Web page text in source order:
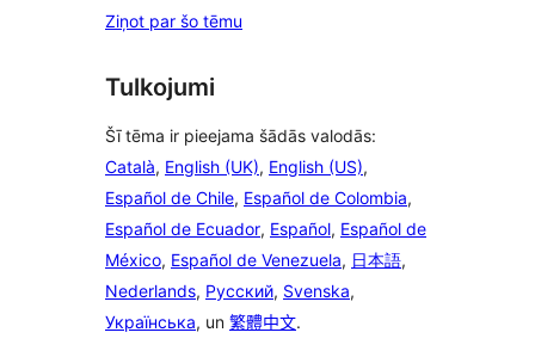
Ziņot par šo tēmu
Tulkojumi
Šī tēma ir pieejama šādās valodās:
Català, English (UK), English (US),
Español de Chile, Español de Colombia,
Español de Ecuador, Español, Español de
México, Español de Venezuela, 日本語,
Nederlands, Русский, Svenska,
Українська, un 繁體中文.